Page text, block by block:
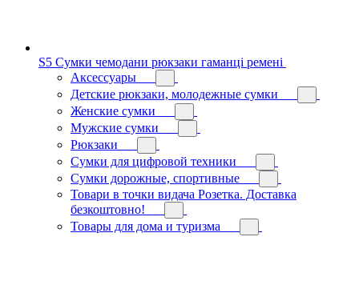
S5 Сумки чемодани рюкзаки гаманці ремені
Аксессуары
Детские рюкзаки, молодежные сумки
Женские сумки
Мужские сумки
Рюкзаки
Сумки для цифровой техники
Сумки дорожные, спортивные
Товари в точки видача Розетка. Доставка
безкоштовно!
Товары для дома и туризма